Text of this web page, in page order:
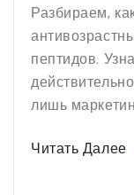
Разбираем,
пептидов.
лишь
Читать Далее